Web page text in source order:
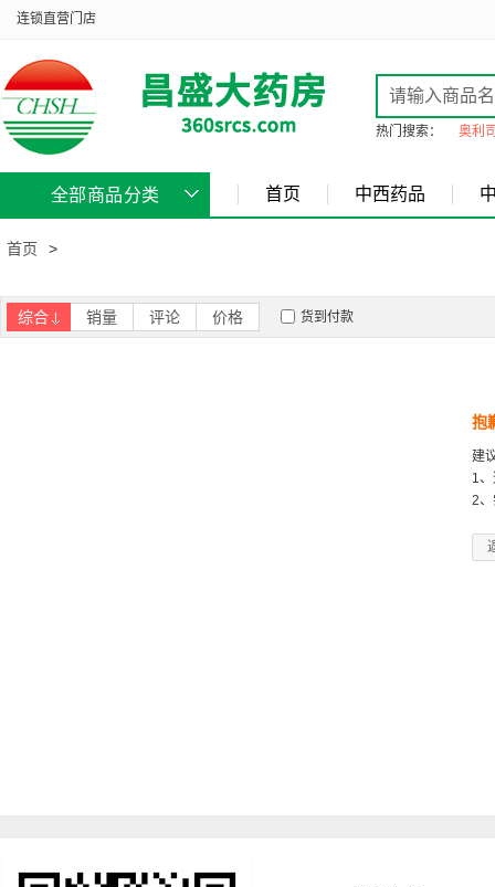
连锁直营门店
热门搜索： 奥利
全部商品分类 首页 中西药品
首页 >
综合 销量 评论 价格 货到付款
抱
建
1
2、